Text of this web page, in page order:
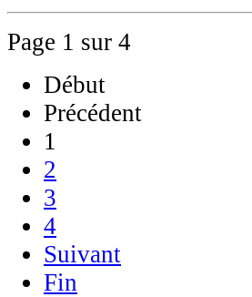
Page 1 sur 4
Début
Précédent
1
2
3
4
Suivant
Fin